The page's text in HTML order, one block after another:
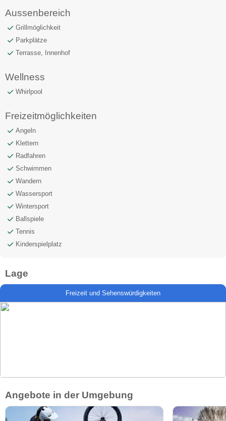
Aussenbereich
Grillmöglichkeit
Parkplätze
Terrasse, Innenhof
Wellness
Whirlpool
Freizeitmöglichkeiten
Angeln
Klettern
Radfahren
Schwimmen
Wandern
Wassersport
Wintersport
Ballspiele
Tennis
Kinderspielplatz
Lage
Freizeit und Sehenswürdigkeiten
Angebote in der Umgebung